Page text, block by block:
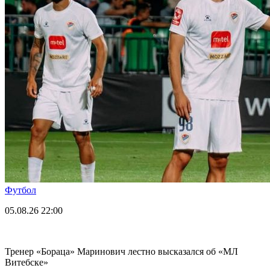
Футбол
05.08.26 22:00
Тренер «Бораца» Маринович лестно высказался об «МЛ
Витебске»